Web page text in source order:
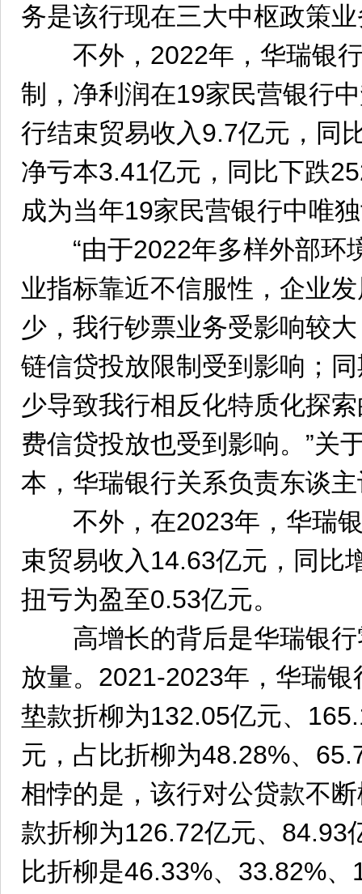
务是该行现在三大中枢政策
不外，2022年，华瑞银行
制，净利润在19家民营银行
行结束贸易收入9.7亿元，同
净亏本3.41亿元，同比下跌
成为当年19家民营银行中唯
“由于2022年多样外部环
业指标靠近不信服性，企业
少，我行钞票业务受影响较
链信贷投放限制受到影响；
少导致我行相反化特质化探
费信贷投放也受到影响。”关
本，华瑞银行关系负责东谈
不外，在2023年，华瑞银
束贸易收入14.63亿元，同比
扭亏为盈至0.53亿元。
高增长的背后是华瑞银行
放量。2021-2023年，华瑞
垫款折柳为132.05亿元、
元，占比折柳为48.28%、
相悖的是，该行对公贷款不
款折柳为126.72亿元、84.93
比折柳是46.33%、33.82%、